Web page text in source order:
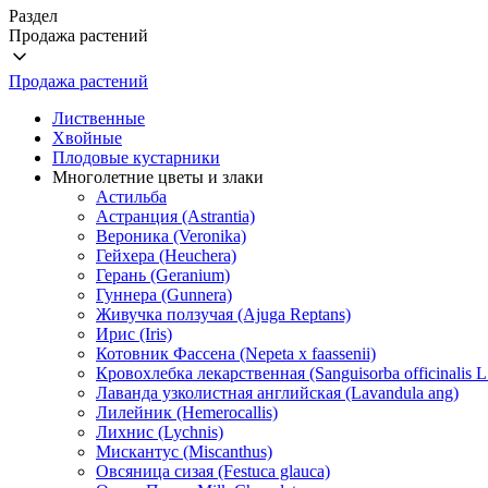
Раздел
Продажа растений
Продажа растений
Лиственные
Хвойные
Плодовые кустарники
Многолетние цветы и злаки
Астильба
Астранция (Astrantia)
Вероника (Veronika)
Гейхера (Heuchera)
Герань (Geranium)
Гуннера (Gunnera)
Живучка ползучая (Ajuga Reptans)
Ирис (Iris)
Котовник Фассена (Nepeta x faassenii)
Кровохлебка лекарственная (Sanguisorba officinalis
Лаванда узколистная английская (Lavandula ang)
Лилейник (Hemerocallis)
Лихнис (Lychnis)
Мискантус (Miscanthus)
Овсяница сизая (Festuca glauca)